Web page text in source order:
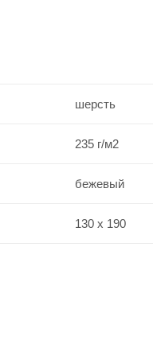
шерсть
235 г/м2
бежевый
130 x 190